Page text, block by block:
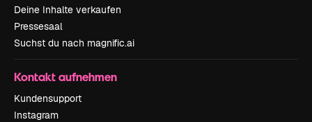
Deine Inhalte verkaufen
Pressesaal
Suchst du nach magnific.ai
Kontakt aufnehmen
Kundensupport
Instagram